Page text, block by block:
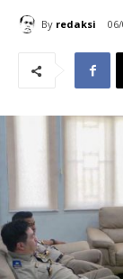
By redaksi